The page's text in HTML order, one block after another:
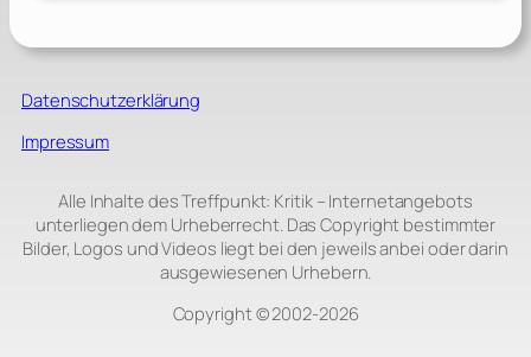
Datenschutzerklärung
Impressum
Alle Inhalte des Treffpunkt: Kritik – Internetangebots
unterliegen dem Urheberrecht. Das Copyright bestimmter
Bilder, Logos und Videos liegt bei den jeweils anbei oder darin
ausgewiesenen Urhebern.
Copyright © 2002‑2026